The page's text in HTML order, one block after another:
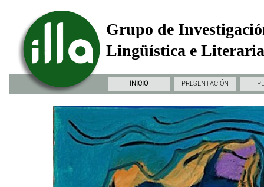
Grupo de
Lingüística e
INICIO PRESENTACIÓN